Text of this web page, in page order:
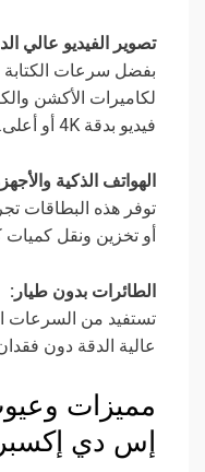
تصوير الفيديو عالي
بفضل سرعات الكتابة
لكاميرات الأكشن
فيديو بدقة 4K أو أعلى.
الهواتف الذكية
توفر هذه البطاقات
أو تخزين ونقل كميات
الطائرات بدون طيار:
تستفيد من السرعات
عالية الدقة دون
مميزات
إس دي